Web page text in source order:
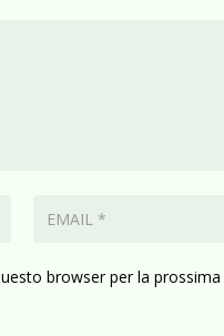
browser per la